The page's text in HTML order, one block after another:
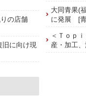
の店舗
に向け現
大同青果(
に発展 [
＜Ｔｏｐ
産・加工、